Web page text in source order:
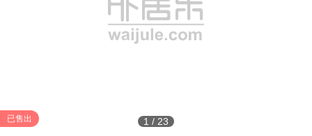
1 / 23
已售出